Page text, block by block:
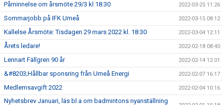
Påminnelse om årsmöte 29/3 kl 18:30 2022-03-25 11:26
Sommarjobb på IFK Umeå 2022-03-15 08:12
Kallelse Årsmöte: Tisdagen 29 mars 2022 kl. 18:30 2022-03-04 12:11
Årets ledare! 2022-02-18 08:40
Lennart Fällgren 90 år 2022-02-14 12:01
&#8203;Hållbar sponsring från Umeå Energi 2022-02-07 16:17
Medlemsavgift 2022 2022-02-04 10:16
Nyhetsbrev Januari, läs bl.a om badmintons nyanställning